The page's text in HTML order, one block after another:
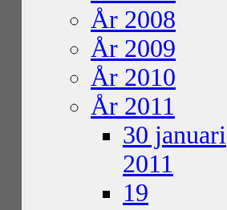
År 2008
År 2009
År 2010
År 2011
30 januari
2011
19